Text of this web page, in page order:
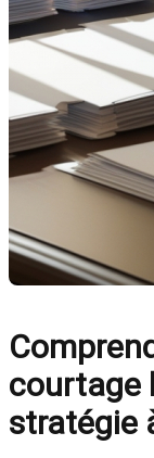
courtage
stratégie